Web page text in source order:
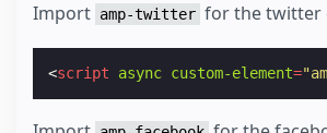
Import amp-twitter for the twitter
<script async custom-element=